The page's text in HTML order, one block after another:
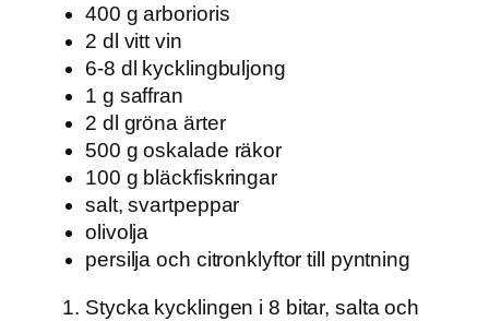
400 g arborioris
2 dl vitt vin
6-8 dl kycklingbuljong
1 g saffran
2 dl gröna ärter
500 g oskalade räkor
100 g bläckfiskringar
salt, svartpeppar
olivolja
persilja och citronklyftor till pyntning
Stycka kycklingen i 8 bitar, salta och